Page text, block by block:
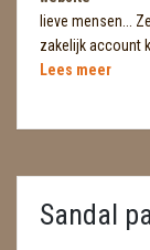
DIERTJES
DIVERSE
ENGELEN
lieve mensen...
zakelijk account
Lees meer
Sandal